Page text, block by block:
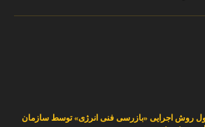
روش اجرایی «بازرسی فنی انرژی» توسط سازمان